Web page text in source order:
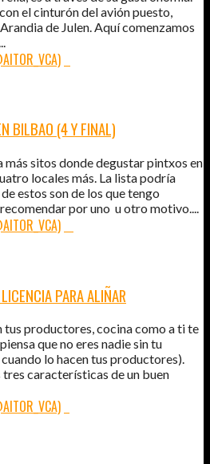
el cinturón del avión puesto,
de Julen. Aquí comenzamos
BILBAO (4 Y FINAL)
sitos donde degustar pintxos en
locales más. La lista podría
estos son de los que tengo
por uno u otro motivo....
PARA ALIÑAR
tus productores, cocina como a ti te
que no eres nadie sin tu
lo hacen tus productores).
características de un buen